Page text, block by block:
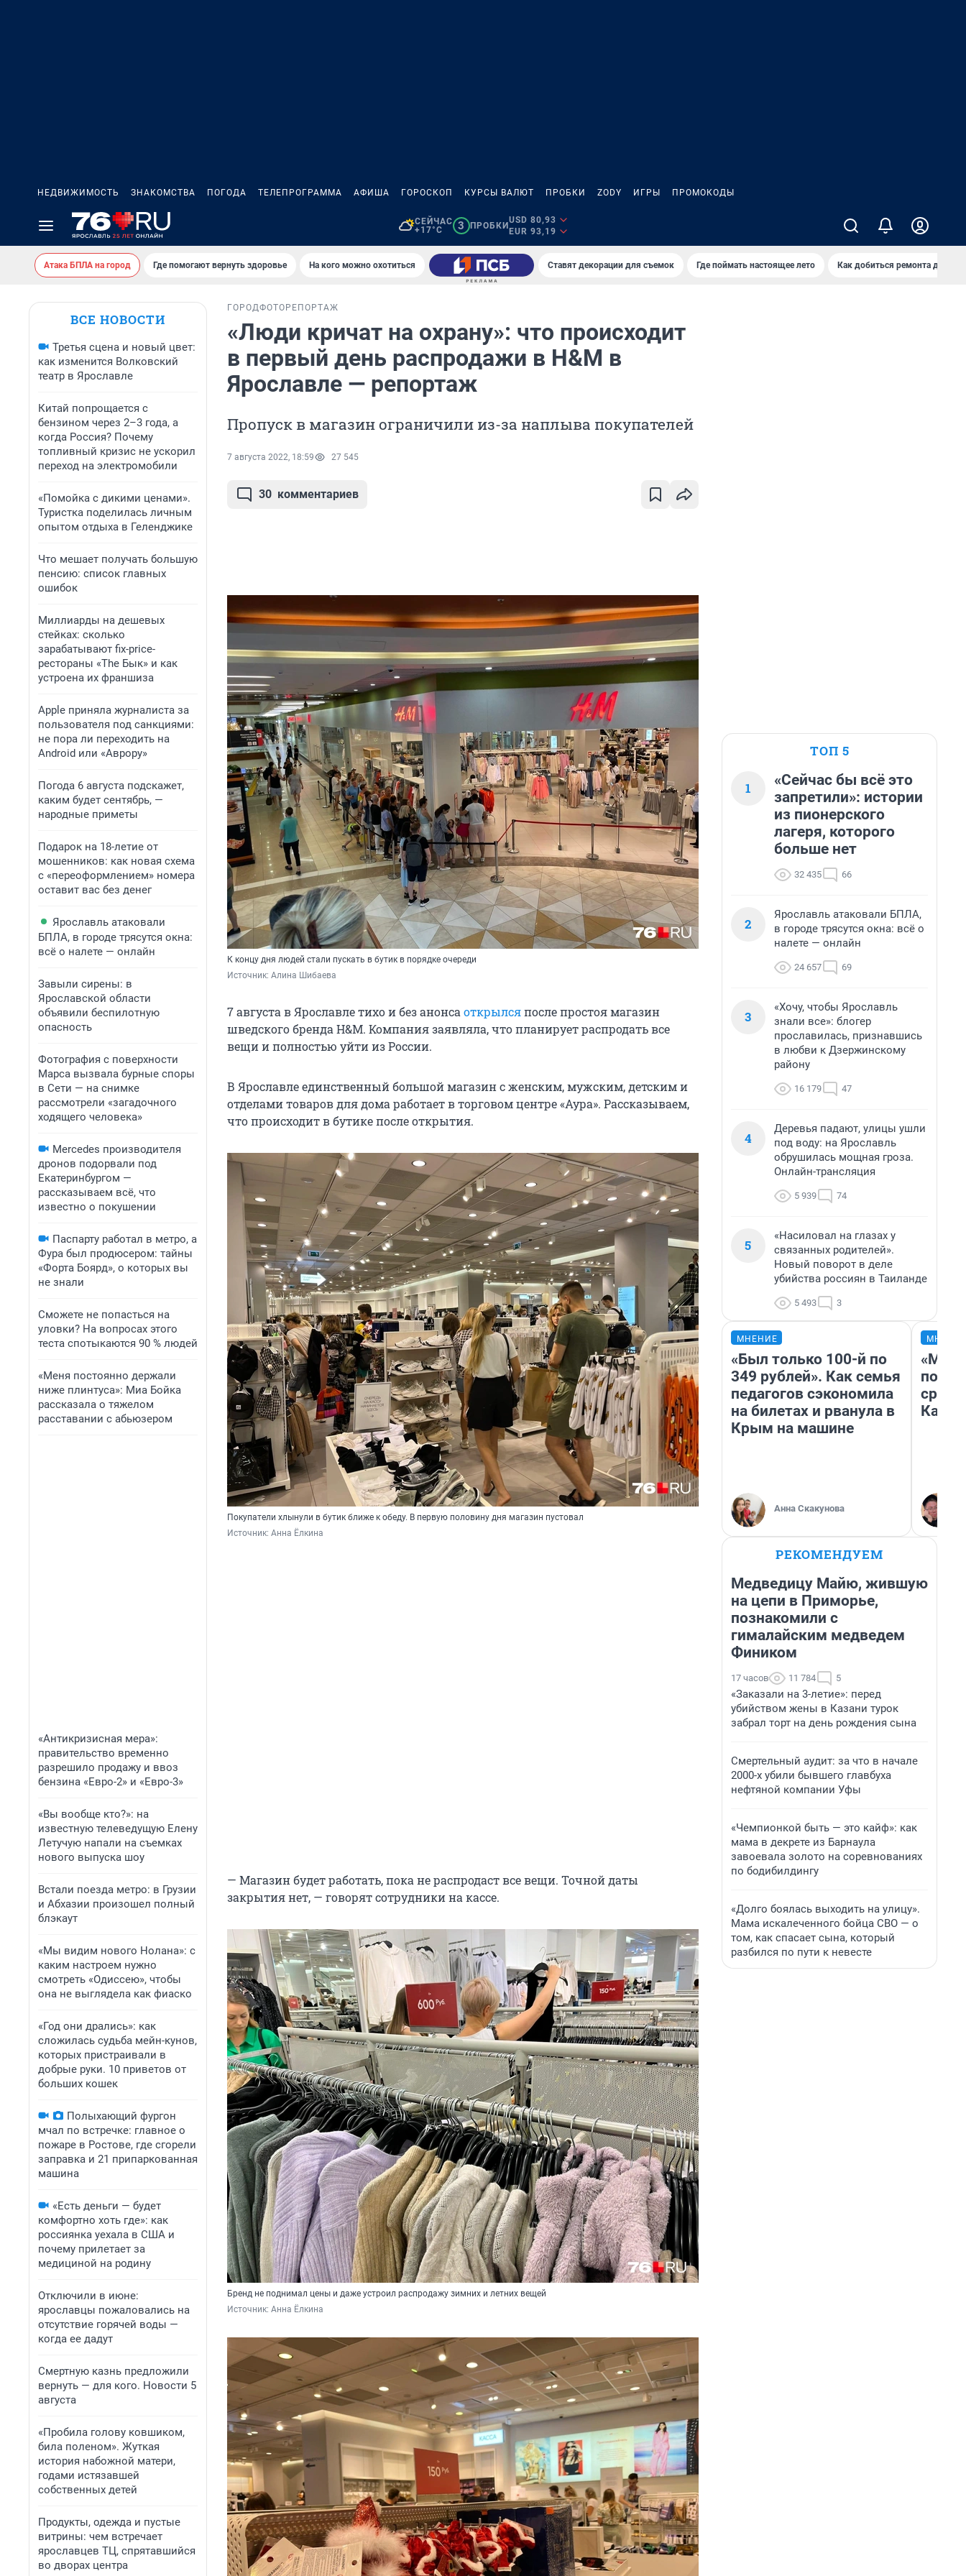
НЕДВИЖИМОСТЬ ЗНАКОМСТВА ПОГОДА ТЕЛЕПРОГРАММА АФИША ГОРОСКОП КУРСЫ ВАЛЮТ ПРОБКИ ZODY ИГРЫ ПРОМОКОДЫ
СЕЙЧАС
+17°C
3 ПРОБКИ
USD 80,93
EUR 93,19
Атака БПЛА на город Где помогают вернуть здоровье На кого можно охотиться Ставят декорации для съемок Где поймать настоящее лето Как добиться ремонта двора
ВСЕ НОВОСТИ
Третья сцена и новый цвет:
как изменится Волковский
театр в Ярославле
Китай попрощается с
бензином через 2–3 года, а
когда Россия? Почему
топливный кризис не ускорил
переход на электромобили
«Помойка с дикими ценами».
Туристка поделилась личным
опытом отдыха в Геленджике
Что мешает получать большую
пенсию: список главных
ошибок
Миллиарды на дешевых
стейках: сколько
зарабатывают fix-price-
рестораны «The Бык» и как
устроена их франшиза
Apple приняла журналиста за
пользователя под санкциями:
не пора ли переходить на
Android или «Аврору»
Погода 6 августа подскажет,
каким будет сентябрь, —
народные приметы
Подарок на 18-летие от
мошенников: как новая схема
с «переоформлением» номера
оставит вас без денег
Ярославль атаковали
БПЛА, в городе трясутся окна:
всё о налете — онлайн
Завыли сирены: в
Ярославской области
объявили беспилотную
опасность
Фотография с поверхности
Марса вызвала бурные споры
в Сети — на снимке
рассмотрели «загадочного
ходящего человека»
Mercedes производителя
дронов подорвали под
Екатеринбургом —
рассказываем всё, что
известно о покушении
Паспарту работал в метро, а
Фура был продюсером: тайны
«Форта Боярд», о которых вы
не знали
Сможете не попасться на
уловки? На вопросах этого
теста спотыкаются 90 % людей
«Меня постоянно держали
ниже плинтуса»: Миа Бойка
рассказала о тяжелом
расставании с абьюзером
«Антикризисная мера»:
правительство временно
разрешило продажу и ввоз
бензина «Евро-2» и «Евро-3»
«Вы вообще кто?»: на
известную телеведущую Елену
Летучую напали на съемках
нового выпуска шоу
Встали поезда метро: в Грузии
и Абхазии произошел полный
блэкаут
«Мы видим нового Нолана»: с
каким настроем нужно
смотреть «Одиссею», чтобы
она не выглядела как фиаско
«Год они дрались»: как
сложилась судьба мейн-кунов,
которых пристраивали в
добрые руки. 10 приветов от
больших кошек
Полыхающий фургон
мчал по встречке: главное о
пожаре в Ростове, где сгорели
заправка и 21 припаркованная
машина
«Есть деньги — будет
комфортно хоть где»: как
россиянка уехала в США и
почему прилетает за
медициной на родину
Отключили в июне:
ярославцы пожаловались на
отсутствие горячей воды —
когда ее дадут
Смертную казнь предложили
вернуть — для кого. Новости 5
августа
«Пробила голову ковшиком,
била поленом». Жуткая
история набожной матери,
годами истязавшей
собственных детей
Продукты, одежда и пустые
витрины: чем встречает
ярославцев ТЦ, спрятавшийся
во дворах центра
ГОРОДФОТОРЕПОРТАЖ
«Люди кричат на охрану»: что происходит
в первый день распродажи в H&M в
Ярославле — репортаж
Пропуск в магазин ограничили из-за наплыва покупателей
7 августа 2022, 18:59 27 545
30 комментариев
К концу дня людей стали пускать в бутик в порядке очереди
Источник: Алина Шибаева
7 августа в Ярославле тихо и без анонса открылсяпосле простоя магазин
шведского бренда H&M. Компания заявляла, что планирует распродать все
вещи и полностью уйти из России.
В Ярославле единственный большой магазин с женским, мужским, детским и
отделами товаров для дома работает в торговом центре «Аура». Рассказываем,
что происходит в бутике после открытия.
Покупатели хлынули в бутик ближе к обеду. В первую половину дня магазин пустовал
Источник: Анна Ёлкина
— Магазин будет работать, пока не распродаст все вещи. Точной даты
закрытия нет, — говорят сотрудники на кассе.
Бренд не поднимал цены и даже устроил распродажу зимних и летних вещей
Источник: Анна Ёлкина
ТОП 5
1
«Сейчас бы всё это
запретили»: истории
из пионерского
лагеря, которого
больше нет
32 435 66
2
Ярославль атаковали БПЛА,
в городе трясутся окна: всё о
налете — онлайн
24 657 69
3
«Хочу, чтобы Ярославль
знали все»: блогер
прославилась, признавшись
в любви к Дзержинскому
району
16 179 47
4
Деревья падают, улицы ушли
под воду: на Ярославль
обрушилась мощная гроза.
Онлайн-трансляция
5 939 74
5
«Насиловал на глазах у
связанных родителей».
Новый поворот в деле
убийства россиян в Таиланде
5 493 3
МНЕНИЕ
«Был только 100-й по
349 рублей». Как семья
педагогов сэкономила
на билетах и рванула в
Крым на машине
Анна Скакунова
РЕКОМЕНДУЕМ
Медведицу Майю, жившую
на цепи в Приморье,
познакомили с
гималайским медведем
Фиником
17 часов 11 784 5
«Заказали на 3-летие»: перед
убийством жены в Казани турок
забрал торт на день рождения сына
Смертельный аудит: за что в начале
2000-х убили бывшего главбуха
нефтяной компании Уфы
«Чемпионкой быть — это кайф»: как
мама в декрете из Барнаула
завоевала золото на соревнованиях
по бодибилдингу
«Долго боялась выходить на улицу».
Мама искалеченного бойца СВО — о
том, как спасает сына, который
разбился по пути к невесте